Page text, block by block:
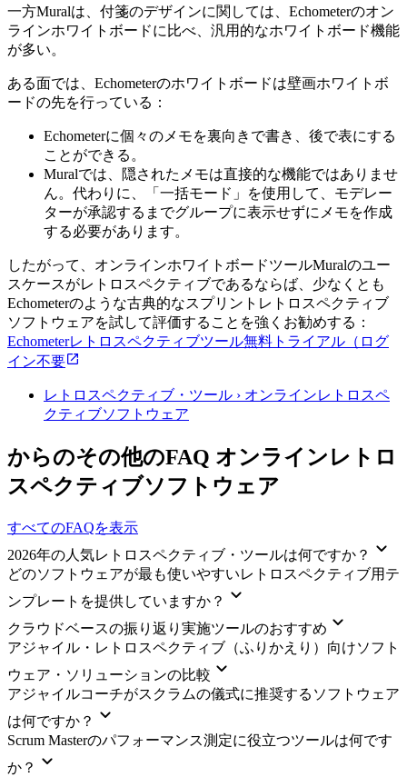
一方Muralは、付箋のデザインに関しては、Echometerのオン
ラインホワイトボードに比べ、汎用的なホワイトボード機能
が多い。
ある面では、Echometerのホワイトボードは壁画ホワイトボ
ードの先を行っている：
Echometerに個々のメモを裏向きで書き、後で表にする
ことができる。
Muralでは、隠されたメモは直接的な機能ではありませ
ん。代わりに、「一括モード」を使用して、モデレー
ターが承認するまでグループに表示せずにメモを作成
する必要があります。
したがって、オンラインホワイトボードツールMuralのユー
スケースがレトロスペクティブであるならば、少なくとも
Echometerのような古典的なスプリントレトロスペクティブ
ソフトウェアを試して評価することを強くお勧めする：
Echometerレトロスペクティブツール無料トライアル（ログ
イン不要
レトロスペクティブ・ツール › オンラインレトロスペ
クティブソフトウェア
からのその他のFAQ オンラインレトロ
スペクティブソフトウェア
すべてのFAQを表示
2026年の人気レトロスペクティブ・ツールは何ですか？
どのソフトウェアが最も使いやすいレトロスペクティブ用テ
ンプレートを提供していますか？
クラウドベースの振り返り実施ツールのおすすめ
アジャイル・レトロスペクティブ（ふりかえり）向けソフト
ウェア・ソリューションの比較
アジャイルコーチがスクラムの儀式に推奨するソフトウェア
は何ですか？
Scrum Masterのパフォーマンス測定に役立つツールは何です
か？